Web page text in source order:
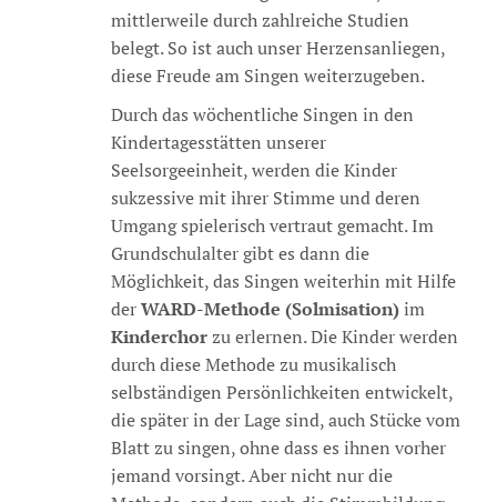
mittlerweile durch zahlreiche Studien
belegt. So ist auch unser Herzensanliegen,
diese Freude am Singen weiterzugeben.
Durch das wöchentliche Singen in den
Kindertagesstätten unserer
Seelsorgeeinheit, werden die Kinder
sukzessive mit ihrer Stimme und deren
Umgang spielerisch vertraut gemacht. Im
Grundschulalter gibt es dann die
Möglichkeit, das Singen weiterhin mit Hilfe
derWARD-Methode (Solmisation)im
Kinderchorzu erlernen. Die Kinder werden
durch diese Methode zu musikalisch
selbständigen Persönlichkeiten entwickelt,
die später in der Lage sind, auch Stücke vom
Blatt zu singen, ohne dass es ihnen vorher
jemand vorsingt. Aber nicht nur die